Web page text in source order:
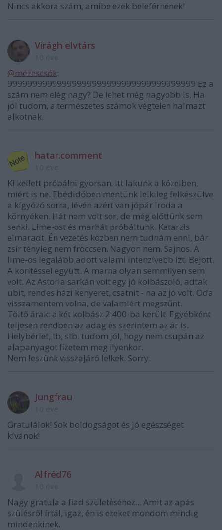
Nincs akkora szám, amibe ezek beleférnének!
Virágh elvtárs
@mézescsók:
99999999999999999999999999999999999999 Ez a
szám nem elég nagy? De lehet még nagyobb is. Ha
jól tudom, a természetes számok végtelen halmazt
alkotnak.
hatar.comment
Ki kellett próbálni gyorsan. Itt lakunk a közelben,
miért is ne. Ebédidőben mentünk lelkileg felkészülve
a kígyózó sorra, lévén azért van jópár iroda a
környéken. Hát nem volt sor, de még előttünk sem
senki. Lime-ost és marhát próbáltunk. Katarzis
elmaradt. Én vezetés közben nem tudnám enni, bár
zsír tényleg nem fröccsen. Nagyon nem. Sajnos. A
lime-os legalább adott valami intenzívebb ízt. Bejött.
A körítéssel együtt. A marha olyan semmilyen sem
volt. Az Astoria sarkán volt egy jó kolbászoló, adtak
ubit, rendes házi kenyeret, csatnit - na az jó volt. Oda
visszamentem volna, de valamiért megszűnt.
Töltő árak: a két kolbász 2.400-ba került. Egyébként
teljesen rendben az adag és szerintem az ár is.
Helybérlet, tb, stb. tudom jól, hogy nem csupán az
alapanyagot fizetem meg ilyenkor.
Nem leszünk visszajáró lelkek. Sorry.
Jungfrau
Gratulálok! Sok boldogságot és jó egészséget
kívánok!
Alfréd76
Nagy gratula a fiad születéséhez... Amit az apás
szülésről írtál, igaz, én is ezeket mondom mindig
mindenkinek.